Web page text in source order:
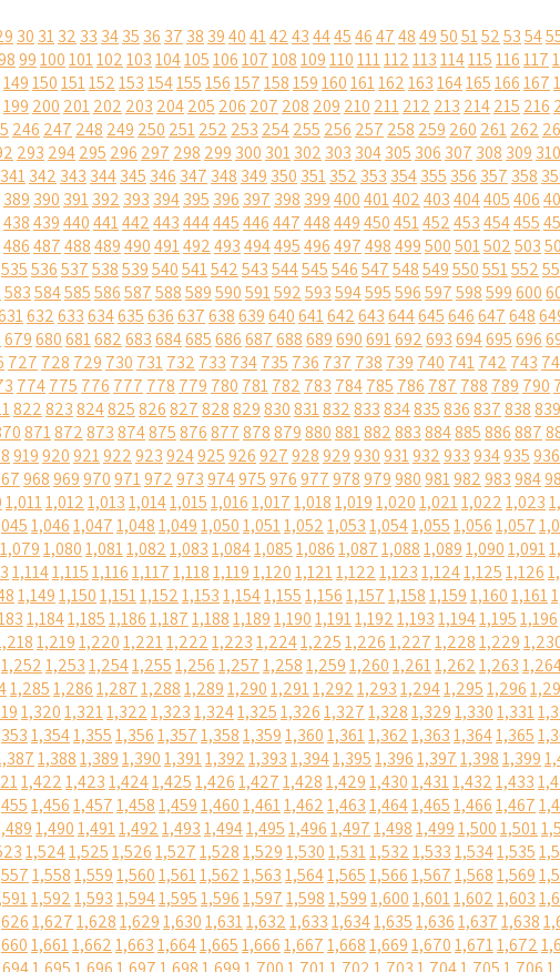
30 3132 33 3435 36 37 38 39404142434445464748495051525354
99100101102103104105106107108109110111112113114115116117
149150151152153154155156157158159160161162163164165166167
199 200 201202 203 204205 206 207 208 209 210 211212 213 214215 216
246 247 248 249 250 251252 253 254255 256 257 258 259 260 261262
293 294295 296 297 298 299 300 301302 303 304305 306 307 308 309 310
341342 343 344345 346 347 348 349 350 351352 353 354355 356 357 358
389 390 391392 393 394395 396 397 398 399400401402403404405406
438439440441442443444445446447448449450451452453454455
486487488489490491492493494495496497498499500501502503
535536537538539540541542543544545546547548549550551552
583584585586587588589590591592593594595596597598599600
632633634635636637638639640641642643644645646647648
679680681682683684685686687688689690691692693694695696
727 728 729 730 731732 733 734735 736 737 738 739 740 741742 743
774775 776 777 778 779 780 781782 783 784785 786 787 788 789 790
822823824825826827828829830831832833834835836837838839
871872873874875876877878879880881882883884885886887
919920921922923924925926927928929930931932933934935936
968969970971972973974975976977978979980981982983984
1,0111,0121,0131,0141,0151,0161,0171,0181,0191,0201,0211,0221,023
1,0461,0471,0481,0491,0501,0511,0521,0531,0541,0551,0561,057
1,0791,0801,0811,0821,0831,0841,0851,0861,0871,0881,0891,0901,091
1,1141,1151,1161,1171,1181,1191,1201,1211,1221,1231,1241,1251,126
1,1491,1501,1511,1521,1531,1541,1551,1561,1571,1581,1591,1601,161
1,1841,1851,1861,1871,1881,1891,1901,1911,1921,1931,1941,1951,196
1,2191,2201,2211,2221,2231,2241,2251,2261,2271,2281,229
1,2521,2531,2541,2551,2561,2571,2581,2591,2601,2611,2621,263
1,2851,2861,2871,2881,2891,2901,2911,2921,2931,2941,2951,296
1,3201,3211,3221,3231,3241,3251,3261,3271,3281,3291,3301,331
1,3541,3551,3561,3571,3581,3591,3601,3611,3621,3631,3641,365
1,3881,3891,3901,3911,3921,3931,3941,3951,3961,3971,3981,399
1,4221,4231,4241,4251,4261,4271,4281,4291,4301,4311,4321,433
1,4561,4571,4581,4591,4601,4611,4621,4631,4641,4651,4661,467
1,4901,4911,4921,4931,4941,4951,4961,4971,4981,4991,5001,501
1,5241,5251,5261,5271,5281,5291,5301,5311,5321,5331,5341,535
1,5581,5591,5601,5611,5621,5631,5641,5651,5661,5671,5681,569
1,5921,5931,5941,5951,5961,5971,5981,5991,6001,6011,6021,603
1,6271,6281,6291,6301,6311,6321,6331,6341,6351,6361,6371,638
1,6611,6621,6631,6641,6651,6661,6671,6681,6691,6701,6711,672